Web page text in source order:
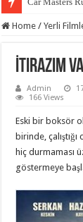
Home / Yerli
İtirazım
Admin
166 Views
Eski bir boksör
birinde,
hiç durmaması
göstermeye